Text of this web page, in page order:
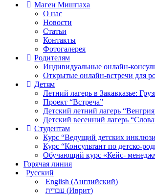
Маген Мишпаха
О нас
Новости
Статьи
Контакты
Фотогалерея
Родителям
Индивидуальные онлайн-
Открытые онлайн-встречи для
Детям
Летний лагерь в Закавказье:
Проект “Встреча”
Детский летний лагерь
Детский весенний лагерь
Студентам
Курс “Ведущий детских
Курс “Консультант по детско-
Обучающий курс «Кейс-
Горячая линия
Русский
English (Английский)
עברית (Иврит)